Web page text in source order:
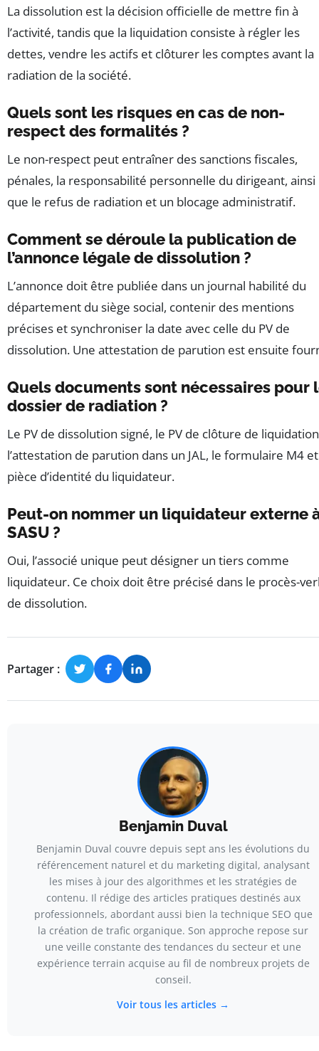
La dissolution est la décision officielle de mettre fin à
l’activité, tandis que la liquidation consiste à régler les
dettes, vendre les actifs et clôturer les comptes avant la
radiation de la société.
Quels sont les risques en cas de non-
respect des formalités ?
Le non-respect peut entraîner des sanctions fiscales,
pénales, la responsabilité personnelle du dirigeant, ainsi
que le refus de radiation et un blocage administratif.
Comment se déroule la publication de
l’annonce légale de dissolution ?
L’annonce doit être publiée dans un journal habilité du
département du siège social, contenir des mentions
précises et synchroniser la date avec celle du PV de
dissolution. Une attestation de parution est ensuite
Quels documents sont nécessaires pour
dossier de radiation ?
Le PV de dissolution signé, le PV de clôture de
l’attestation de parution dans un JAL, le formulaire M4
pièce d’identité du liquidateur.
Peut-on nommer un liquidateur externe
SASU ?
Oui, l’associé unique peut désigner un tiers comme
liquidateur. Ce choix doit être précisé dans le procès-
de dissolution.
Partager :
Benjamin Duval
Benjamin Duval couvre depuis sept ans les évolutions du
référencement naturel et du marketing digital, analysant
les mises à jour des algorithmes et les stratégies de
contenu. Il rédige des articles pratiques destinés aux
professionnels, abordant aussi bien la technique SEO que
la création de trafic organique. Son approche repose sur
une veille constante des tendances du secteur et une
expérience terrain acquise au fil de nombreux projets de
conseil.
Voir tous les articles →